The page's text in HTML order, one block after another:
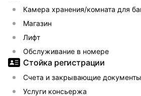
Камера хранения/комната для
Магазин
Лифт
Обслуживание в номере
Стойка регистрации
Счета и закрывающие документы
Услуги консьержа